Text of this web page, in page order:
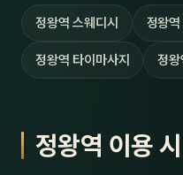
정왕역 스웨디시 정왕역
정왕역 타이마사지 정왕
정왕역 이용